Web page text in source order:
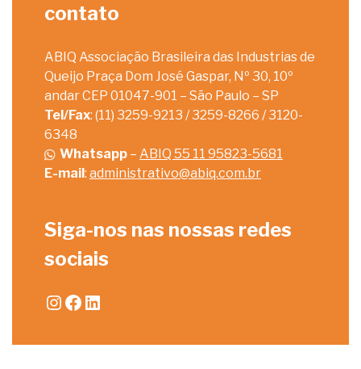
contato
ABIQ Associação Brasileira das Industrias de
Queijo Praça Dom José Gaspar, Nº 30, 10º
andar CEP 01047-901 – São Paulo – SP
Tel/Fax: (11) 3259-9213 / 3259-8266 / 3120-
6348
Whatsapp – ABIQ 55 11 95823-5681
E-mail: administrativo@abiq.com.br
Siga-nos nas nossas redes
sociais
Instagram
Facebook
LinkedIn